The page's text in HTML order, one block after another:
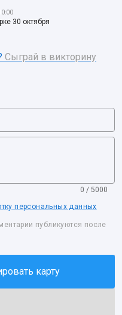
30 октября
Сыграй в викторину
0 / 5000
персональных данных
публикуются после
карту